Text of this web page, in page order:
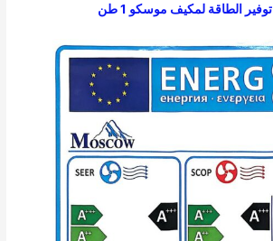
توفير الطاقة لمكيف موسكو 1 طن